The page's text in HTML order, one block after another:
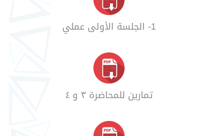
1- الجلسة الأولى عملي
تمارين للمحاضرة ٣ و ٤